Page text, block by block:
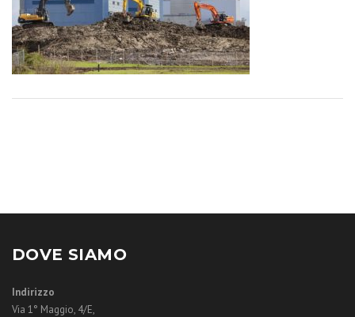
DOVE SIAMO
Indirizzo
Via 1° Maggio, 4/E,